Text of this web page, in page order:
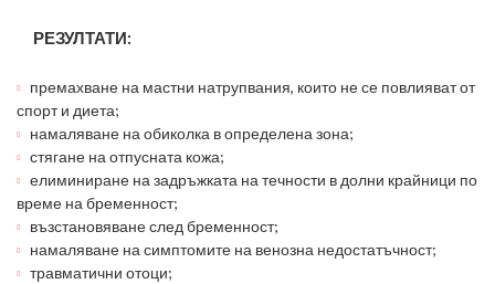
РЕЗУЛТАТИ:
премахване на мастни натрупвания, които не се повлияват от
спорт и диета;
намаляване на обиколка в определена зона;
стягане на отпусната кожа;
елиминиране на задръжката на течности в долни крайници по
време на бременност;
възстановяване след бременност;
намаляване на симптомите на венозна недостатъчност;
травматични отоци;